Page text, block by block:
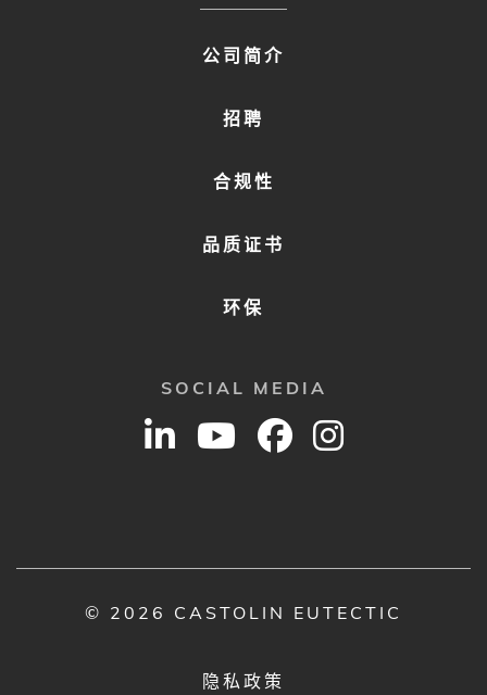
公司简介
招聘
合规性
品质证书
环保
SOCIAL MEDIA
© 2026 CASTOLIN EUTECTIC
隐私政策